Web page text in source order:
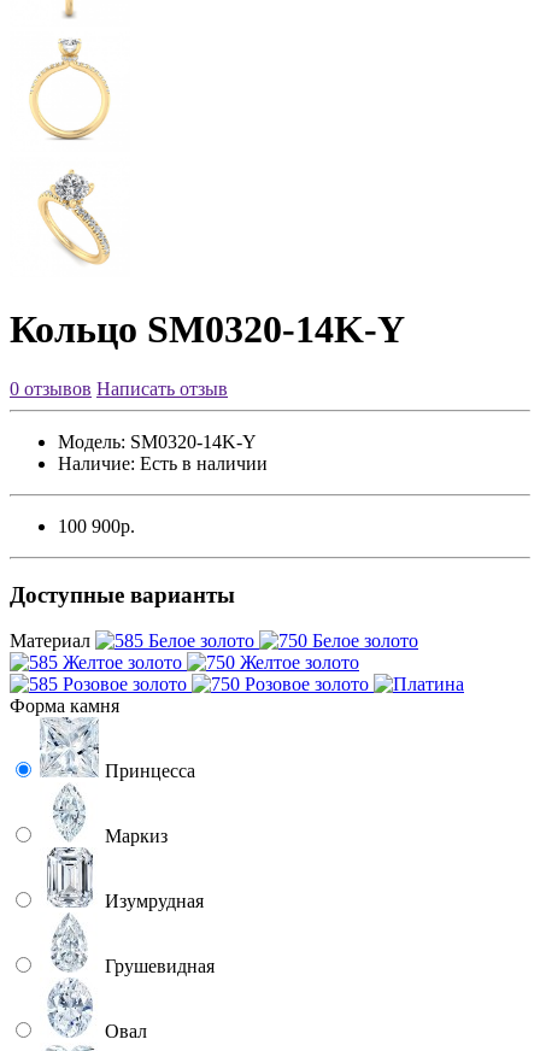
Кольцо SM0320-14K-Y
0 отзывов Написать отзыв
Модель: SM0320-14K-Y
Наличие: Есть в наличии
100 900р.
Доступные варианты
Материал
Форма камня
Принцесса
Маркиз
Изумрудная
Грушевидная
Овал